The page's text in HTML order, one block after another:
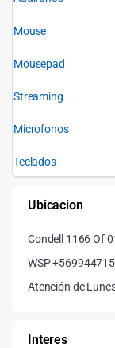
Mouse
Mousepad
Streaming
Microfonos
Teclados
Ubicacion
Condell 1166 Of
WSP
Atención de
Interes